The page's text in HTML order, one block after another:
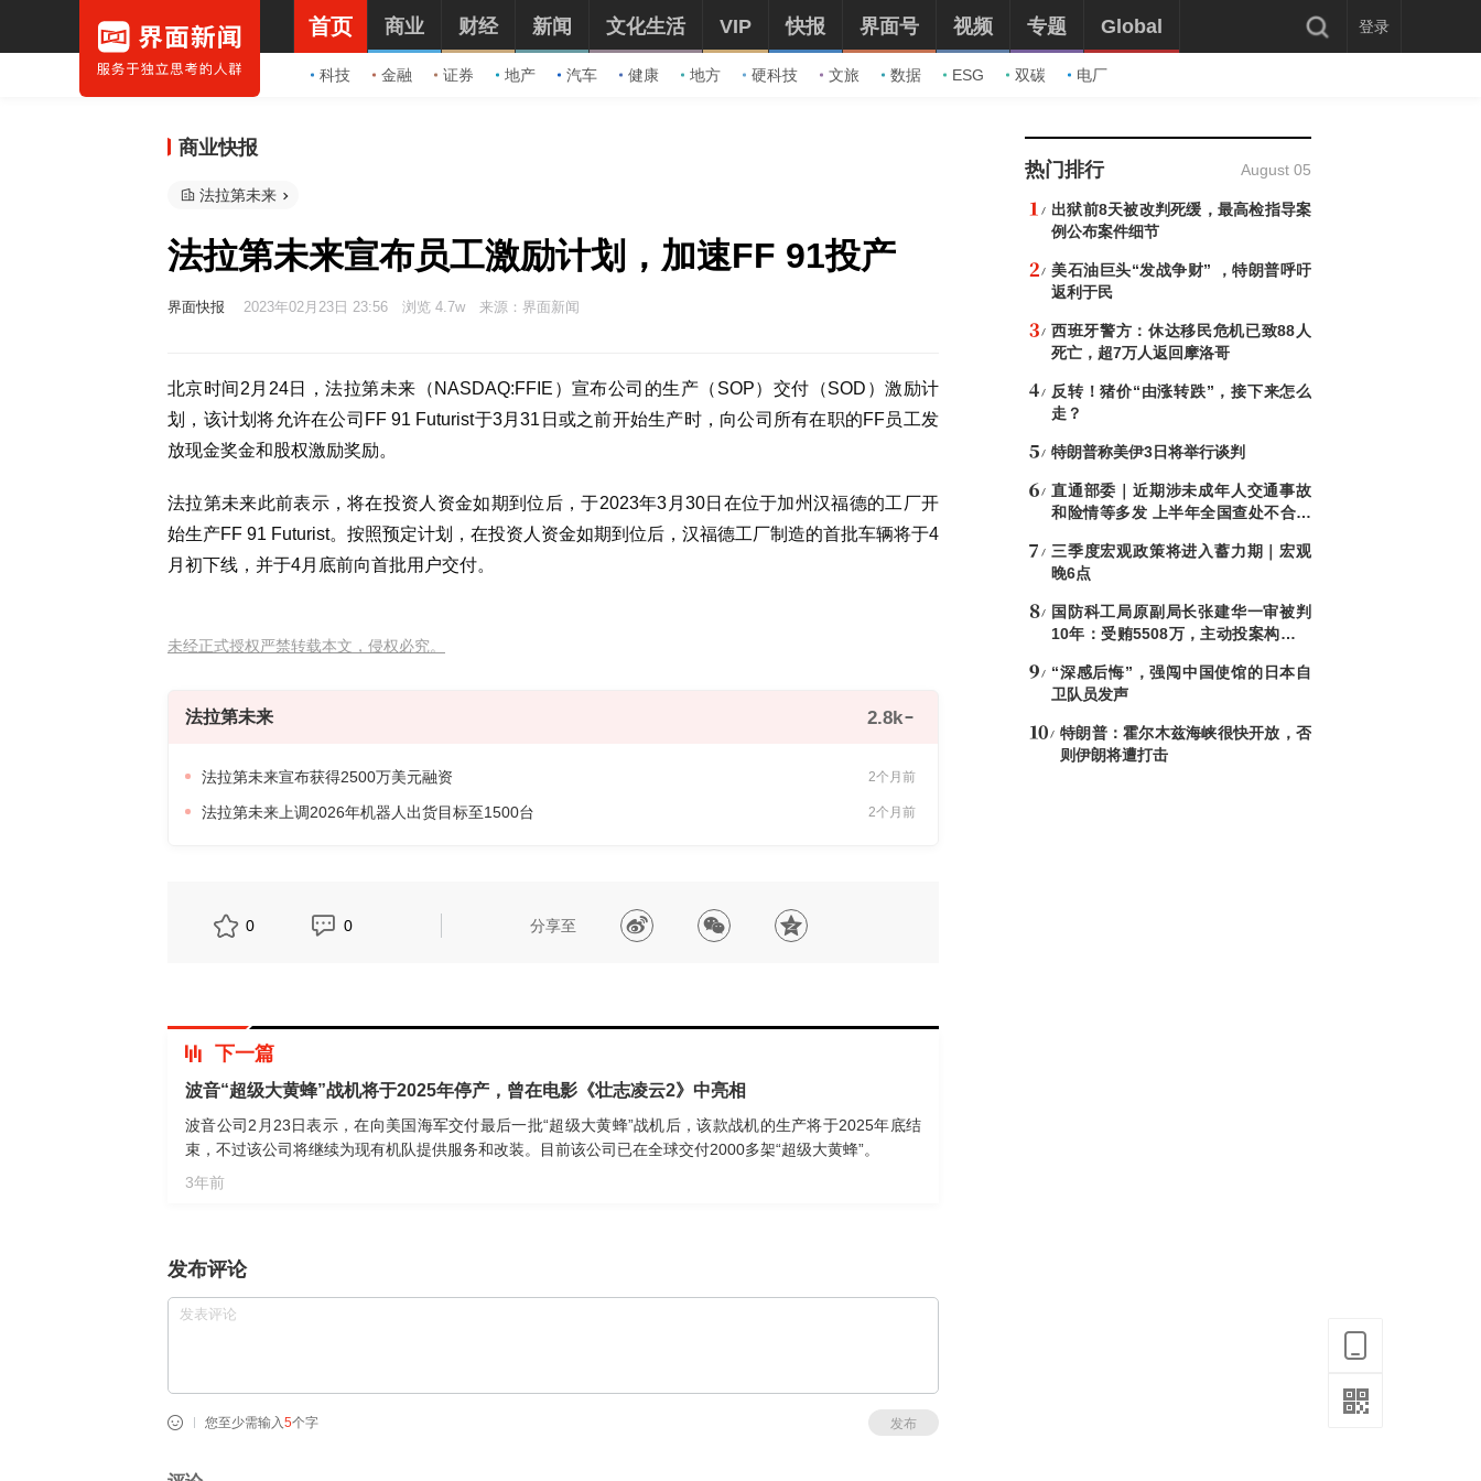
首页
科技 金融 证券 地产 汽车 健康 地方 硬科技 文旅 数据 ESG 双碳 电厂
商业 财经 新闻 文化生活 VIP 快报 界面号 视频 专题 Global 登录
商业快报
法拉第未来
法拉第未来宣布员工激励计划，加速FF 91投产
界面快报 2023年02月23日 23:56 浏览 4.7w 来源：界面新闻
北京时间2月24日，法拉第未来（NASDAQ:FFIE）宣布公司的生产（SOP）交付（SOD）激励计
划，该计划将允许在公司FF 91 Futurist于3月31日或之前开始生产时，向公司所有在职的FF员工发
放现金奖金和股权激励奖励。
法拉第未来此前表示，将在投资人资金如期到位后，于2023年3月30日在位于加州汉福德的工厂开
始生产FF 91 Futurist。按照预定计划，在投资人资金如期到位后，汉福德工厂制造的首批车辆将于4
月初下线，并于4月底前向首批用户交付。
未经正式授权严禁转载本文，侵权必究。
法拉第未来 2.8k
法拉第未来宣布获得2500万美元融资 2个月前
法拉第未来上调2026年机器人出货目标至1500台 2个月前
0 0 分享至
下一篇
波音“超级大黄蜂”战机将于2025年停产，曾在电影《壮志凌云2》中亮相
波音公司2月23日表示，在向美国海军交付最后一批“超级大黄蜂”战机后，该款战机的生产将于2025年底结
束，不过该公司将继续为现有机队提供服务和改装。目前该公司已在全球交付2000多架“超级大黄蜂”。
3年前
发布评论
您至少需输入 5个字 发布
热门排行 August 05
出狱前8天被改判死缓，最高检指导案
例公布案件细节
美石油巨头“发战争财” ，特朗普呼吁
返利于民
西班牙警方：休达移民危机已致88人
死亡，超7万人返回摩洛哥
反转！猪价“由涨转跌”，接下来怎么
走？
特朗普称美伊3日将举行谈判
直通部委｜近期涉未成年人交通事故
和险情等多发 上半年全国查处不合格
三季度宏观政策将进入蓄力期｜宏观
晚6点
国防科工局原副局长张建华一审被判
10年：受贿5508万，主动投案构成自
“深感后悔”，强闯中国使馆的日本自
卫队员发声
特朗普：霍尔木兹海峡很快开放，否
则伊朗将遭打击